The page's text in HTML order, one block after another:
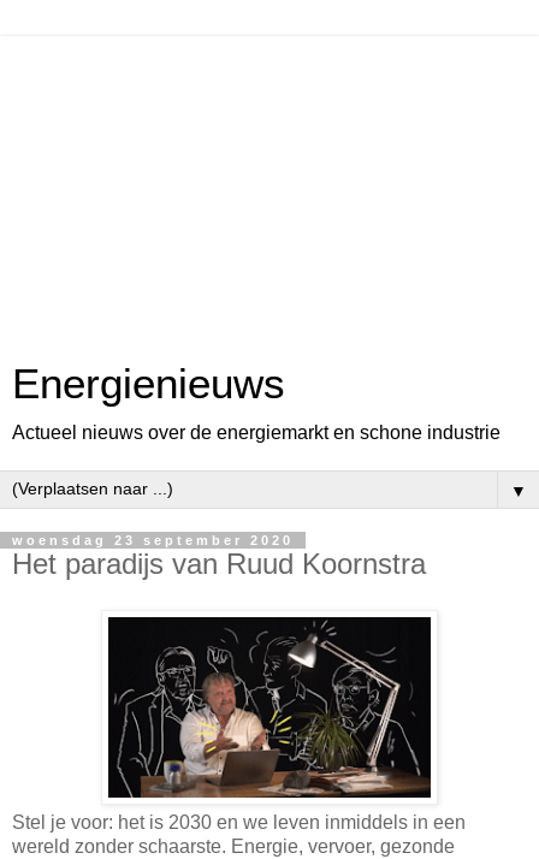
Energienieuws
Actueel nieuws over de energiemarkt en schone industrie
▼
woensdag 23 september 2020
Het paradijs van Ruud Koornstra
Stel je voor: het is 2030 en we leven inmiddels in een
wereld zonder schaarste. Energie, vervoer, gezonde